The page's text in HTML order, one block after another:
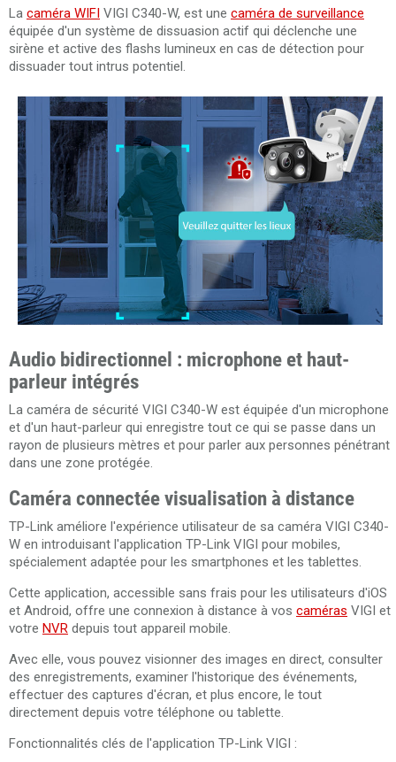
La caméra WIFI VIGI C340-W, est une caméra de surveillance
équipée d'un système de dissuasion actif qui déclenche une
sirène et active des flashs lumineux en cas de détection pour
dissuader tout intrus potentiel.
Audio bidirectionnel : microphone et haut-
parleur intégrés
La caméra de sécurité VIGI C340-W est équipée d'un microphone
et d'un haut-parleur qui enregistre tout ce qui se passe dans un
rayon de plusieurs mètres et pour parler aux personnes pénétrant
dans une zone protégée.
Caméra connectée visualisation à distance
TP-Link améliore l'expérience utilisateur de sa caméra VIGI C340-
W en introduisant l'application TP-Link VIGI pour mobiles,
spécialement adaptée pour les smartphones et les tablettes.
Cette application, accessible sans frais pour les utilisateurs d'iOS
et Android, offre une connexion à distance à vos caméras VIGI et
votre NVR depuis tout appareil mobile.
Avec elle, vous pouvez visionner des images en direct, consulter
des enregistrements, examiner l'historique des événements,
effectuer des captures d'écran, et plus encore, le tout
directement depuis votre téléphone ou tablette.
Fonctionnalités clés de l'application TP-Link VIGI :